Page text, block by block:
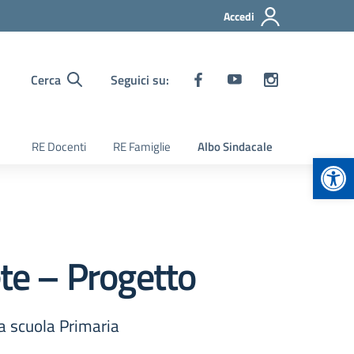
Accedi
Cerca Seguici su:
RE Docenti RE Famiglie Albo Sindacale
– Progetto
scuola Primaria